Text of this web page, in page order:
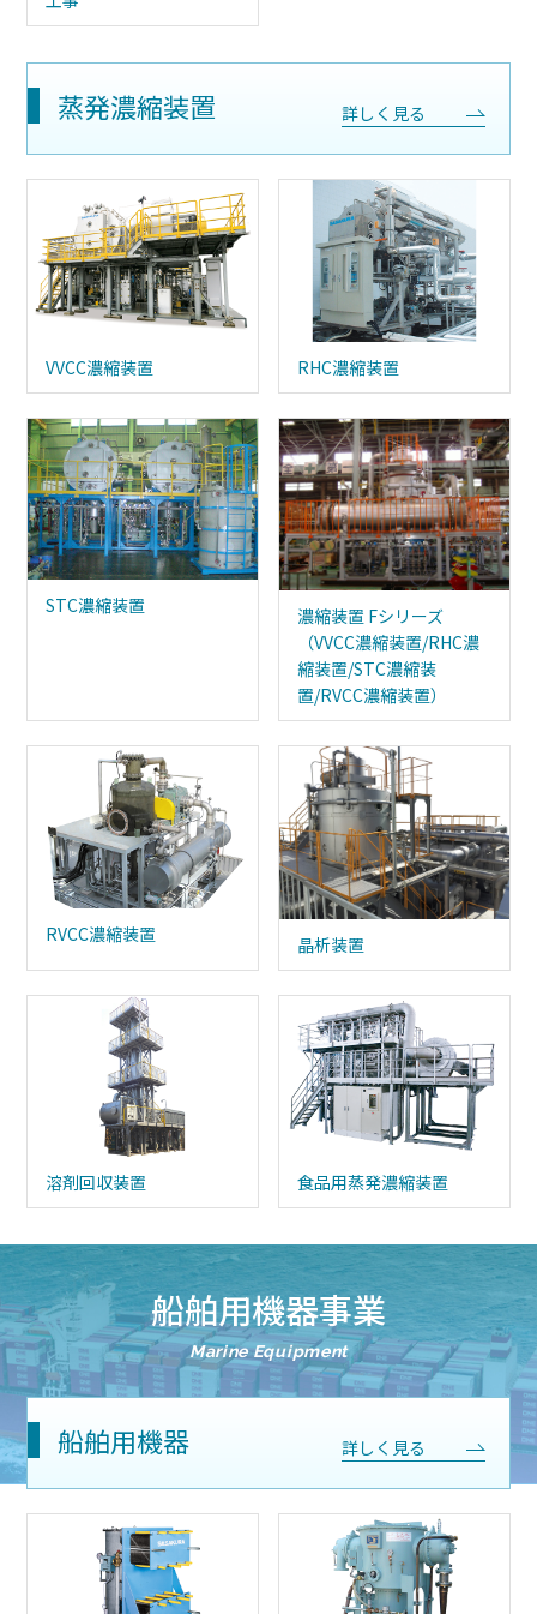
蒸発濃縮装置 詳しく見る
VVCC濃縮装置 RHC濃縮装置
STC濃縮装置
濃縮装置 Fシリーズ
（VVCC濃縮装置/RHC濃
縮装置/STC濃縮装
置/RVCC濃縮装置）
RVCC濃縮装置 晶析装置
溶剤回収装置 ⾷品⽤蒸発濃縮装置
船舶用機器事業
Marine Equipment
船舶用機器 詳しく見る